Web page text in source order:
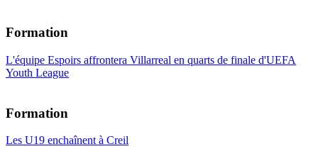
Formation
L'équipe Espoirs affrontera Villarreal en quarts de finale d'UEFA
Youth League
Formation
Les U19 enchaînent à Creil